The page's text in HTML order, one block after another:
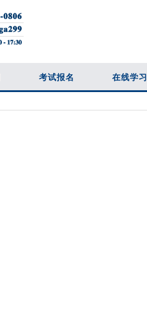
考试报名 在线学习